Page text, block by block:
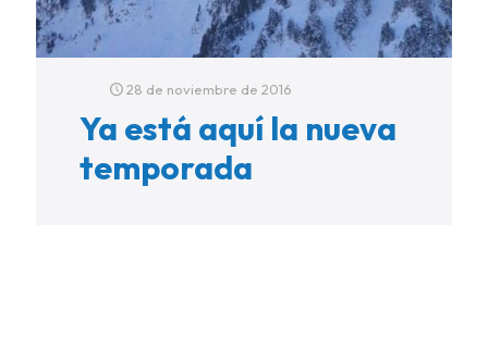
28 de noviembre de 2016
Ya está aquí la nueva
temporada